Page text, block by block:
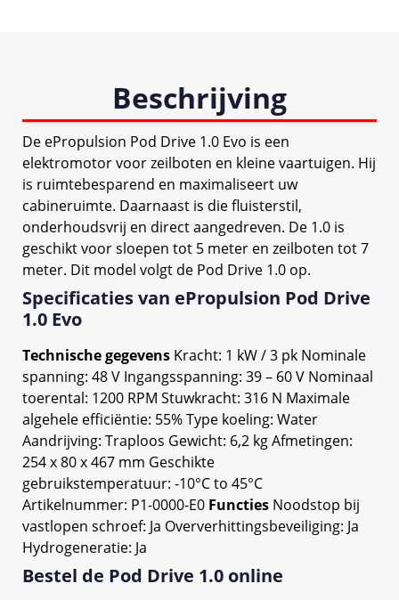
Beschrijving
De ePropulsion Pod Drive 1.0 Evo is een
elektromotor voor zeilboten en kleine vaartuigen. Hij
is ruimtebesparend en maximaliseert uw
cabineruimte. Daarnaast is die fluisterstil,
onderhoudsvrij en direct aangedreven. De 1.0 is
geschikt voor sloepen tot 5 meter en zeilboten tot 7
meter. Dit model volgt de Pod Drive 1.0 op.
Specificaties van ePropulsion Pod Drive
1.0 Evo
Technische gegevens Kracht: 1 kW / 3 pk Nominale
spanning: 48 V Ingangsspanning: 39 – 60 V Nominaal
toerental: 1200 RPM Stuwkracht: 316 N Maximale
algehele efficiëntie: 55% Type koeling: Water
Aandrijving: Traploos Gewicht: 6,2 kg Afmetingen:
254 x 80 x 467 mm Geschikte
gebruikstemperatuur: -10°C to 45°C
Artikelnummer: P1-0000-E0 Functies Noodstop bij
vastlopen schroef: Ja Oververhittingsbeveiliging: Ja
Hydrogeneratie: Ja
Bestel de Pod Drive 1.0 online